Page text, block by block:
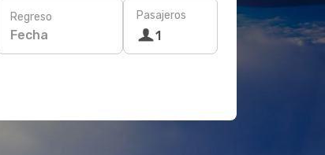
Regreso
Fecha
Pasajeros
1